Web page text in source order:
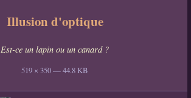
Illusion d'optique
Est-ce un lapin ou un canard ?
519 × 350 — 44.8 KB